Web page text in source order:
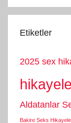
Etiketler
2025 sex
Aldatanlar
Bakire Seks